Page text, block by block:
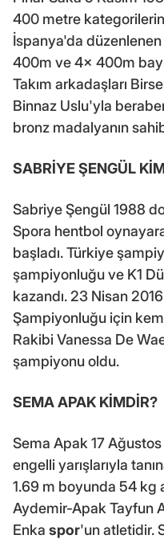
400 metre
İspanya'da
400m ve 4x 400m
Takım arkadaşları
Binnaz Uslu'yla
bronz madalyanın
SABRİYE ŞENGÜL
Sabriye Şengül 1988
Spora hentbol
başladı. Türkiye
şampiyonluğu ve K1
kazandı. 23 Nisan
Şampiyonluğu için
Rakibi Vanessa De
şampiyonu oldu.
SEMA APAK KİMDİR?
Sema Apak 17
engelli yarışlarıyla
1.69 m boyunda 54 kg
Aydemir-Apak Tayfun
Enka spor'un atletidir.